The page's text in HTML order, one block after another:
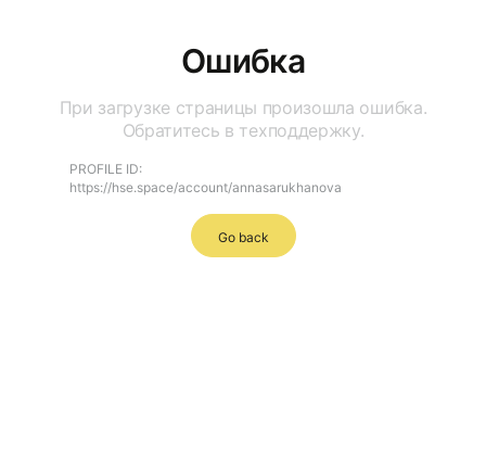
Ошибка
При загрузке страницы произошла ошибка.
Обратитесь в техподдержку.
PROFILE ID:
https://hse.space/account/annasarukhanova
Go back